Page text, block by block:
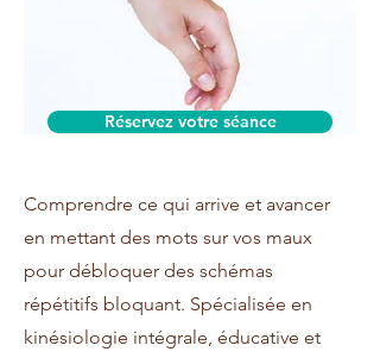
Réservez votre séance
Comprendre ce qui arrive et avancer
en mettant des mots sur vos maux
pour débloquer des schémas
répétitifs bloquant. Spécialisée en
kinésiologie intégrale, éducative et